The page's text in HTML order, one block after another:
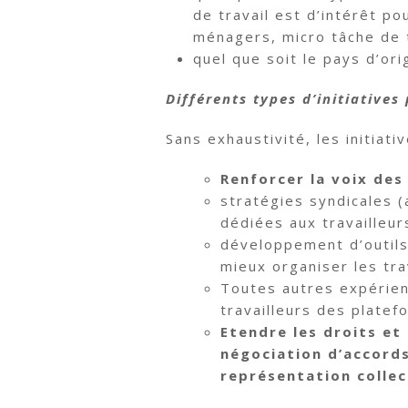
de travail est d’intérêt
ménagers, micro tâche
quel que soit le pays
Différents types d’initiatives
Sans exhaustivité, les
Renforcer la voix
stratégies syndicales
dédiées aux
développement
mieux organiser les
Toutes autres
travailleurs des
Etendre les droits
négociation
représentation